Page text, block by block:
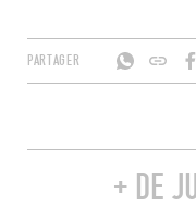
PARTAGER
+ DE